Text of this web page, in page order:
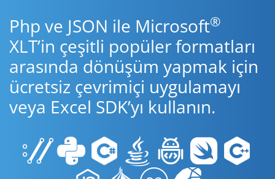
Php ve JSON ile Microsoft®
XLT’in çeşitli popüler formatları
arasında dönüşüm yapmak için
ücretsiz çevrimiçi uygulamayı
veya Excel SDK’yı kullanın.